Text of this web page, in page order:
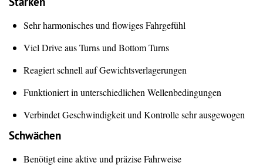
Stärken
Sehr harmonisches und flowiges Fahrgefühl
Viel Drive aus Turns und Bottom Turns
Reagiert schnell auf Gewichtsverlagerungen
Funktioniert in unterschiedlichen Wellenbedingungen
Verbindet Geschwindigkeit und Kontrolle sehr ausgewogen
Schwächen
Benötigt eine aktive und präzise Fahrweise